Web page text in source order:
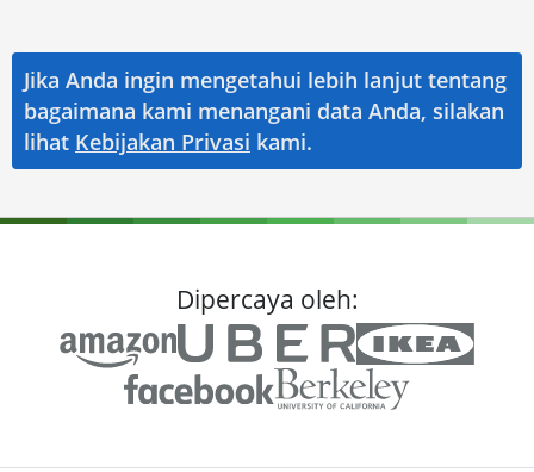
Jika Anda ingin mengetahui lebih lanjut tentang
bagaimana kami menangani data Anda, silakan
lihat Kebijakan Privasi kami.
Dipercaya oleh: